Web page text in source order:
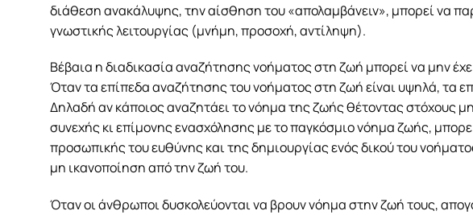
διάθεση ανακάλυψης, την αίσθηση του «απολαμβάνειν», μπορεί να
γνωστικής λειτουργίας (μνήμη, προσοχή, αντίληψη).
Βέβαια η διαδικασία αναζήτησης νοήματος στη ζωή μπορεί να μην
Όταν τα επίπεδα αναζήτησης του νοήματος στη ζωή είναι υψηλά, τα
Δηλαδή αν κάποιος αναζητάει το νόημα της ζωής θέτοντας στόχους
συνεχής κι επίμονης ενασχόλησης με το παγκόσμιο νόημα ζωής,
προσωπικής του ευθύνης και της δημιουργίας ενός δικού του
μη ικανοποίηση από την ζωή του.
Όταν οι άνθρωποι δυσκολεύονται να βρουν νόημα στην ζωή τους,